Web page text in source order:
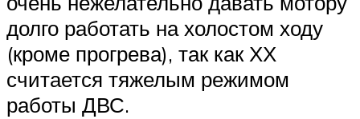
долго работать на холостом ходу
(кроме прогрева), так как ХХ
считается тяжелым режимом
работы ДВС.